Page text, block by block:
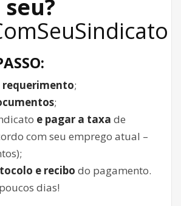
requerimento;
;
e pagar a taxa de
com seu emprego atual –
e recibo do pagamento.
dias!